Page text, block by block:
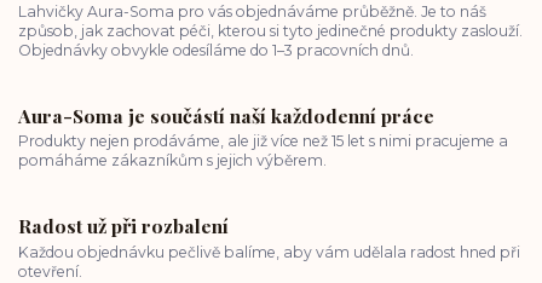
Lahvičky Aura-Soma pro vás objednáváme průběžně. Je to náš
způsob, jak zachovat péči, kterou si tyto jedinečné produkty zaslouží.
Objednávky obvykle odesíláme do 1–3 pracovních dnů.
Aura-Soma je součástí naší každodenní práce
Produkty nejen prodáváme, ale již více než 15 let s nimi pracujeme a
pomáháme zákazníkům s jejich výběrem.
Radost už při rozbalení
Každou objednávku pečlivě balíme, aby vám udělala radost hned při
otevření.